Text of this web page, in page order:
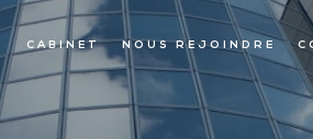
CABINET NOUS REJOINDRE